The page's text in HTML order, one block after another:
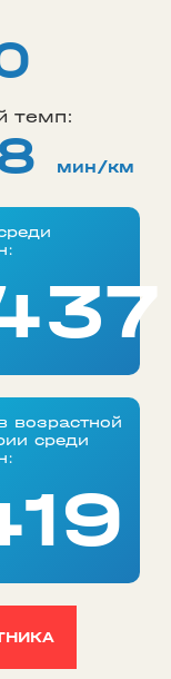
темп:
мин/км
возрастной
среди